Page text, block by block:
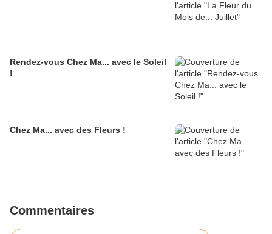
Rendez-vous Chez Ma... avec le Soleil
!
Chez Ma... avec des Fleurs !
Commentaires